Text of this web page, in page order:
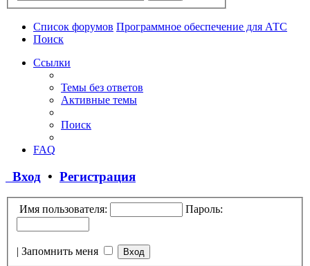
Список форумов Программное обеспечение для АТС
Поиск
Ссылки
Темы без ответов
Активные темы
Поиск
FAQ
Вход • Регистрация
Имя пользователя: Пароль:
| Запомнить меня